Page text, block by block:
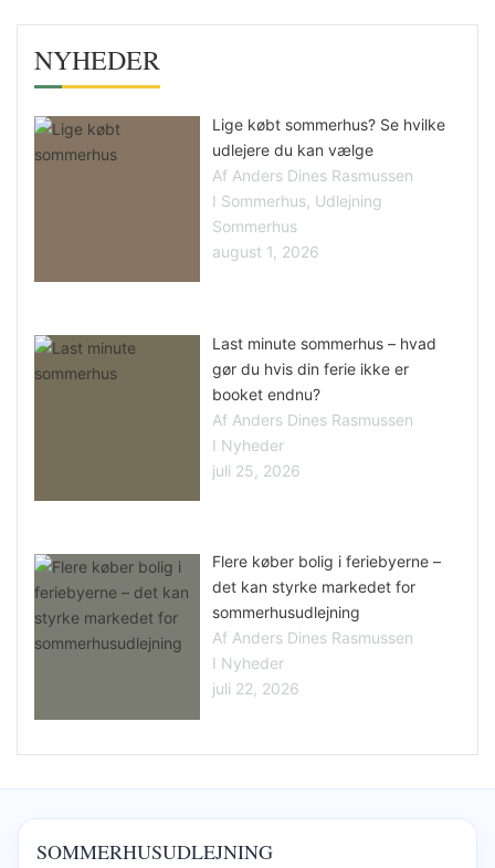
NYHEDER
Lige købt sommerhus? Se hvilke
udlejere du kan vælge
Af Anders Dines Rasmussen
I Sommerhus, Udlejning
Sommerhus
august 1, 2026
Last minute sommerhus – hvad
gør du hvis din ferie ikke er
booket endnu?
Af Anders Dines Rasmussen
I Nyheder
juli 25, 2026
Flere køber bolig i feriebyerne –
det kan styrke markedet for
sommerhusudlejning
Af Anders Dines Rasmussen
I Nyheder
juli 22, 2026
SOMMERHUSUDLEJNING